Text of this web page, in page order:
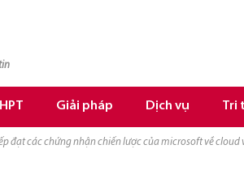
Giải pháp Dịch vụ Tri
đạt các chứng nhận chiến lược của microsoft về cloud